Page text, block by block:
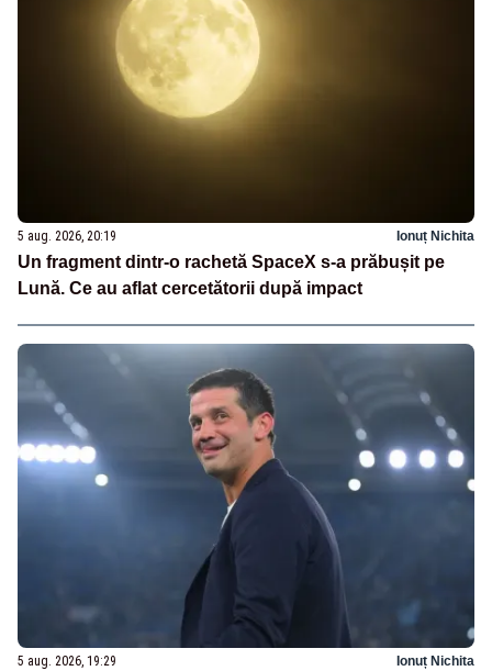
5 aug. 2026, 20:19 Ionuț Nichita
Un fragment dintr-o rachetă SpaceX s-a prăbușit pe
Lună. Ce au aflat cercetătorii după impact
5 aug. 2026, 19:29 Ionuț Nichita